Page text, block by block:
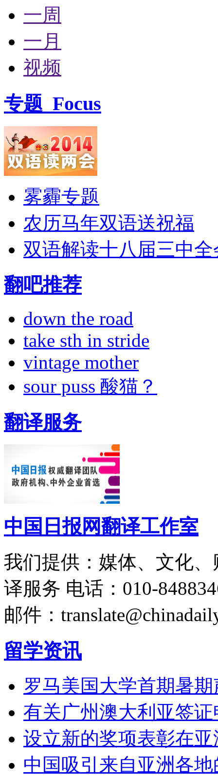
一周
一月
视频
专题 Focus
雾霾专题
农历马年双语送祝福
双语解读十八届三中全
翻吧推荐
down the road
take sth in stride
vintage mother
sour puss 酸猫？
翻译服务
中国日报网翻译工作室
我们提供：媒体、文化
译服务 电话：010-
邮件：
留学资讯
罗马美国大学首期暑
有关广州澳大利亚签
设立新的奖项表彰在
中国吸引来自亚洲各